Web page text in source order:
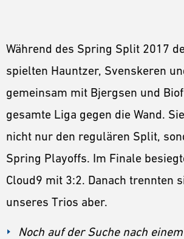
Während des Spring Split 2017
spielten Hauntzer, Svenskeren
gemeinsam mit Bjergsen und
gesamte Liga gegen die Wand.
nicht nur den regulären Split,
Spring Playoffs. Im Finale
Cloud9 mit 3:2. Danach trennten
unseres Trios aber.
Noch auf der Suche nach